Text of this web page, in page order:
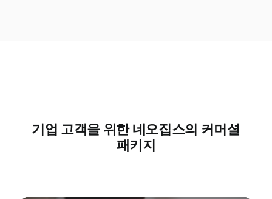
기업 고객을 위한 네오집스의 커머셜
패키지